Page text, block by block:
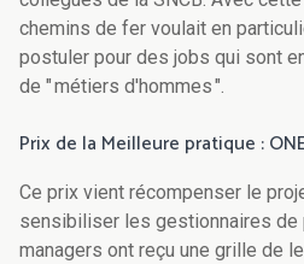
chemins de fer voulait en
postuler pour des jobs qui sont
de " métiers d'hommes ".
Prix de la Meilleure pratique :
Ce prix vient récompenser le
sensibiliser les gestionnaires de
managers ont reçu une grille de